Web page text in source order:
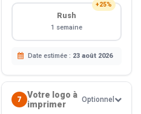
+25%
Rush
1 semaine
Date estimée : 23 août 2026
7
Votre logo à
imprimer
Optionnel